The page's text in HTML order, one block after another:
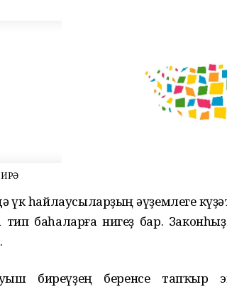
үк һайлаусыларҙың әүҙемлеге
баһаларға нигеҙ бар. Законһыҙ
биреүҙең беренсе тапҡыр